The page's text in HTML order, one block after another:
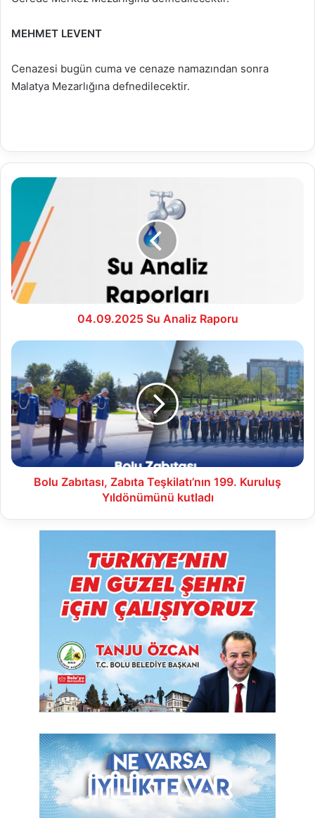
MEHMET LEVENT
Cenazesi bugün cuma ve cenaze namazından sonra
Malatya Mezarlığına defnedilecektir.
04.09.2025
Raporu
04.09.2025 Su Analiz Raporu
Bolu
Zabıtası,
Zabıta
Teşkilatı’nın
199.
Kuruluş
Yıldönümünü
kutladı
Bolu Zabıtası, Zabıta Teşkilatı’nın 199. Kuruluş
Yıldönümünü kutladı